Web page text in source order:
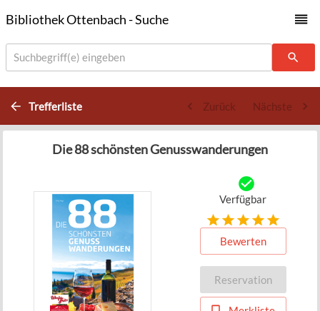
Bibliothek Ottenbach - Suche
Suchbegriff(e) eingeben
Trefferliste Zurück Nächste
Die 88 schönsten Genusswanderungen
Verfügbar
Bewerten
Reservation